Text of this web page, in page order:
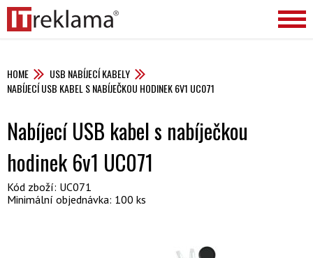
HOME
USB NABÍJECÍ KABELY
NABÍJECÍ USB KABEL S NABÍJEČKOU HODINEK 6V1 UC071
Nabíjecí USB kabel s nabíječkou
hodinek 6v1 UC071
Kód zboží: UC071
Minimální objednávka: 100 ks